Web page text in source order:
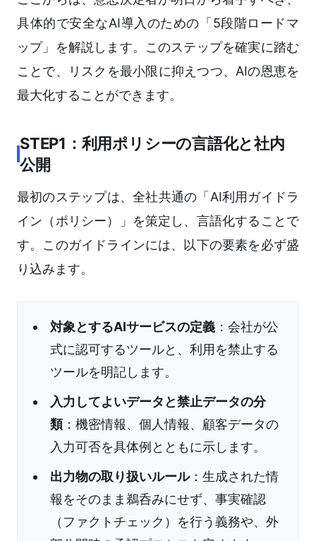
具体的で安全なAI導入のための「5段階ロードマ
ップ」を解説します。このステップを確実に踏む
ことで、リスクを最小限に抑えつつ、AIの恩恵を
最大化することができます。
STEP1：利用ポリシーの言語化と社内
公開
最初のステップは、全社共通の「AI利用ガイドラ
イン（ポリシー）」を策定し、言語化することで
す。このガイドラインには、以下の要素を必ず盛
り込みます。
対象とするAIサービスの定義 ：会社が公
式に認可するツールと、利用を禁止する
ツールを明記します。
入力してよいデータと禁止データの分
類：機密情報、個人情報、顧客データの
入力可否を具体例とともに示します。
出力物の取り扱いルール：生成された情
報をそのまま鵜呑みにせず、事実確認
（ファクトチェック）を行う義務や、外